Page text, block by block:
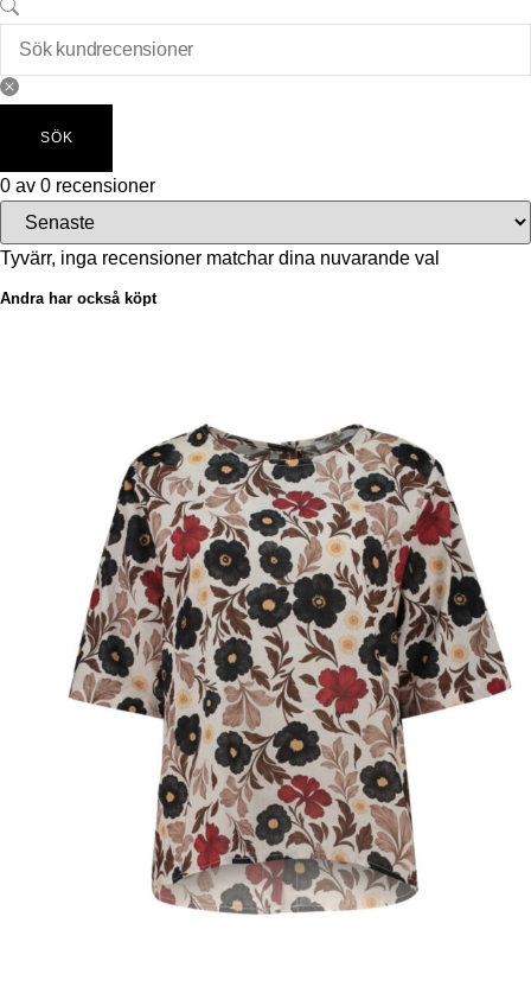
SÖK
0 av 0 recensioner
Tyvärr, inga recensioner matchar dina nuvarande val
Andra har också köpt